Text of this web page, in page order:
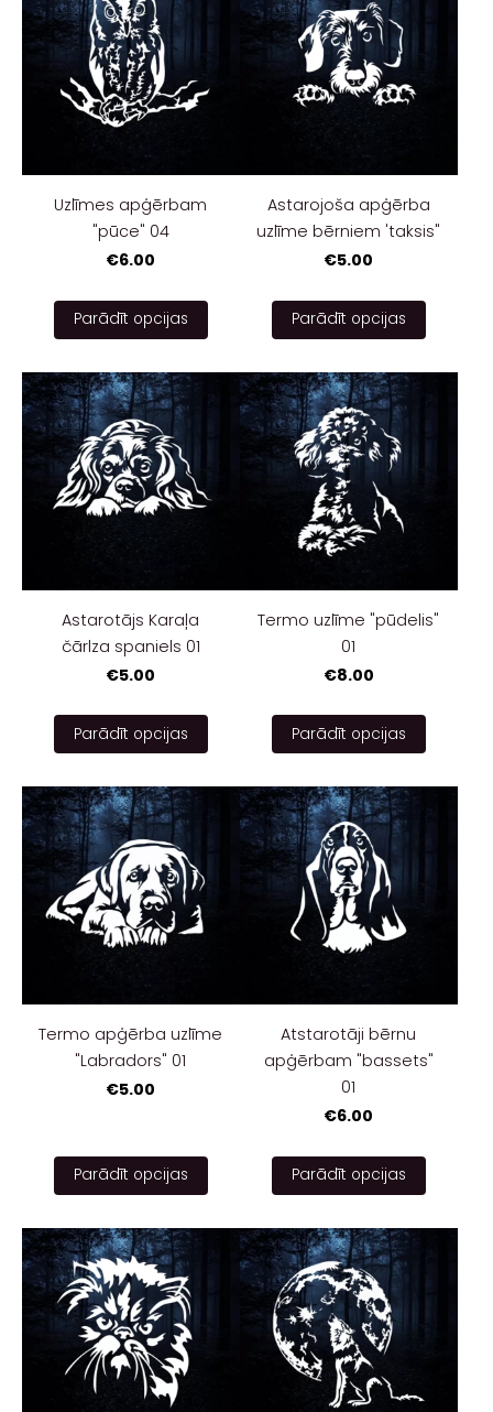
Uzlīmes apģērbam
"pūce" 04
€6.00
Parādīt opcijas
Astarojoša apģērba
uzlīme bērniem 'taksis"
€5.00
Parādīt opcijas
Astarotājs Karaļa
čārlza spaniels 01
€5.00
Parādīt opcijas
Termo uzlīme "pūdelis"
01
€8.00
Parādīt opcijas
Termo apģērba uzlīme
"Labradors" 01
€5.00
Parādīt opcijas
Atstarotāji bērnu
apģērbam "bassets"
01
€6.00
Parādīt opcijas